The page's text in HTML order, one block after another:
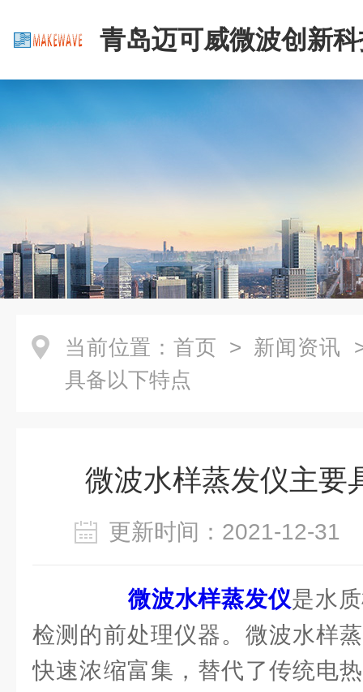
青岛迈可威微波创新
公司
当前位置： 首页 > 新闻资讯
具备以下特点
微波水样蒸发仪主要
更新时间：2021-12-
微波水样蒸发仪是水
检测的前处理仪器。微波水样
快速浓缩富集，替代了传统电